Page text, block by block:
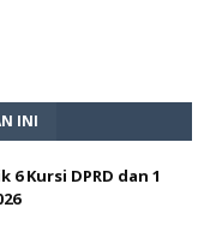
INI
6 Kursi DPRD dan 1